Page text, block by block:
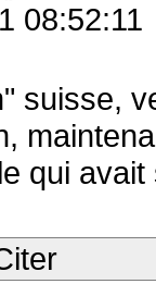
08:52:11
suisse,
qui